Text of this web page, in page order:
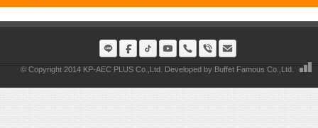
© Copyright 2014 KP-AEC PLUS Co.,Ltd. Developed by Buffet Famous Co.,Ltd.